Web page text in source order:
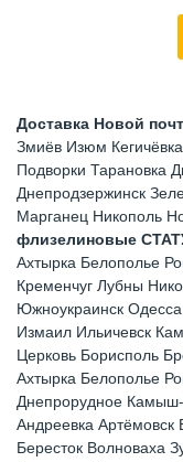
Доставка Новой
Змиёв Изюм
Подворки Тарановка
Днепродзержинск
Марганец Никополь
флизелиновые
Ахтырка Белополье
Кременчуг Лубны
Южноукраинск
Измаил Ильичевск
Церковь Борисполь
Ахтырка Белополье
Днепрорудное
Андреевка
Бересток Волноваха